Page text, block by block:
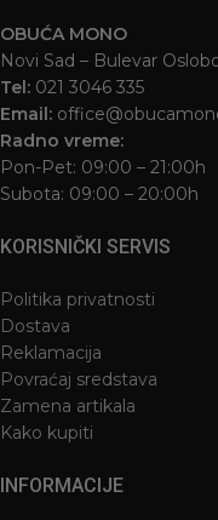
OBUĆA MONO
Novi Sad – Bulevar
Tel: 021 3046 335
Email:
Radno vreme:
Pon-Pet: 09:00 – 21:00h
Subota: 09:00 – 20:00h
KORISNIČKI SERVIS
Politika privatnosti
Dostava
Reklamacija
Povraćaj sredstava
Zamena artikala
Kako kupiti
INFORMACIJE